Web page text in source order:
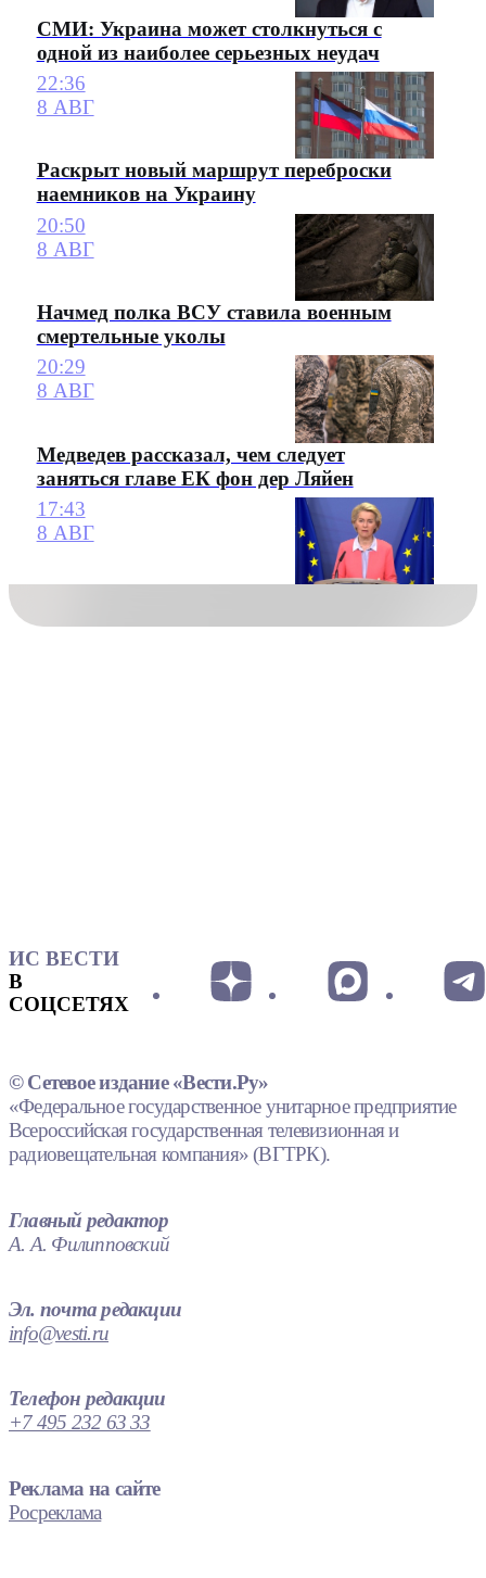
СМИ: Украина может столкнуться с
одной из наиболее серьезных неудач
22:36
8 АВГ
Раскрыт новый маршрут переброски
наемников на Украину
20:50
8 АВГ
Начмед полка ВСУ ставила военным
смертельные уколы
20:29
8 АВГ
Медведев рассказал, чем следует
заняться главе ЕК фон дер Ляйен
17:43
8 АВГ
ИС ВЕСТИ
В
СОЦСЕТЯХ
© Сетевое издание «Вести.Ру»
«Федеральное государственное унитарное предприятие
Всероссийская государственная телевизионная и
радиовещательная компания» (ВГТРК).
Главный редактор
А. А. Филипповский
Эл. почта редакции
info@vesti.ru
Телефон редакции
+7 495 232 63 33
Реклама на сайте
Росреклама